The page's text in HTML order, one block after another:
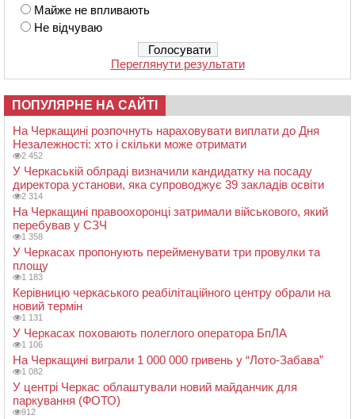
Майже не впливають
Не відчуваю
Переглянути результати
ПОПУЛЯРНЕ НА САЙТІ
На Черкащині розпочнуть нараховувати виплати до Дня
Незалежності: хто і скільки може отримати
2 452
У Черкаській облраді визначили кандидатку на посаду
директора установи, яка супроводжує 39 закладів освіти
2 314
На Черкащині правоохоронці затримали військового, який
перебував у СЗЧ
1 358
У Черкасах пропонують перейменувати три провулки та
площу
1 183
Керівницю черкаського реабілітаційного центру обрали на
новий термін
1 131
У Черкасах поховають полеглого оператора БпЛА
1 106
На Черкащині виграли 1 000 000 гривень у “Лото-Забава”
1 082
У центрі Черкас облаштували новий майданчик для
паркування (ФОТО)
912